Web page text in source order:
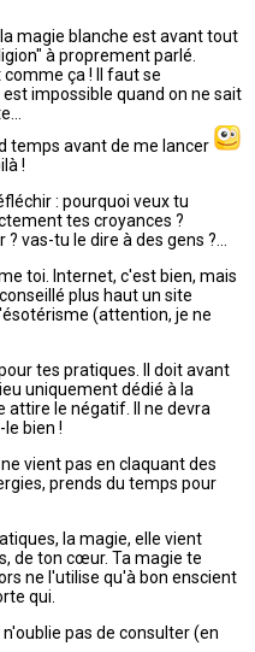
magie blanche est avant tout
à proprement parlé.
comme ça ! Il faut se
impossible quand on ne sait
temps avant de me lancer
!
: pourquoi veux tu
tes croyances ?
vas-tu le dire à des gens ?...
toi. Internet, c'est bien, mais
plus haut un site
(attention, je ne
tes pratiques. Il doit avant
uniquement dédié à la
attire le négatif. Il ne devra
bien !
vient pas en claquant des
prends du temps pour
la magie, elle vient
de ton cœur. Ta magie te
ne l'utilise qu'à bon enscient
qui.
pas de consulter (en